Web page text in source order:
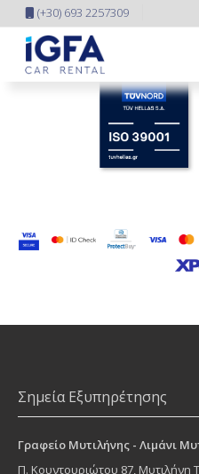
(+30) 693 2257309
Σημεία Εξυπηρέτησης
Γραφείο Μυτιλήνης - Λιμάνι
Π. Κουντουριώτου 87, Μυτιλήνη